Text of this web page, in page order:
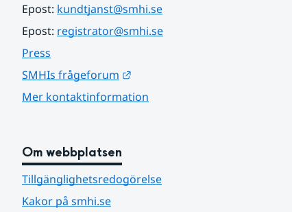
Epost: kundtjanst@smhi.se
Epost: registrator@smhi.se
Press
SMHIs frågeforum
Mer kontaktinformation
Om webbplatsen
Tillgänglighetsredogörelse
Kakor på smhi.se